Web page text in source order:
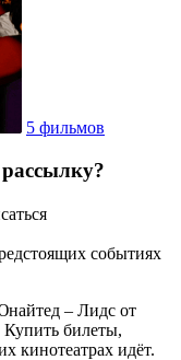
5 фильмов
событиях
– Лидс от
билеты,
кинотеатрах идёт.